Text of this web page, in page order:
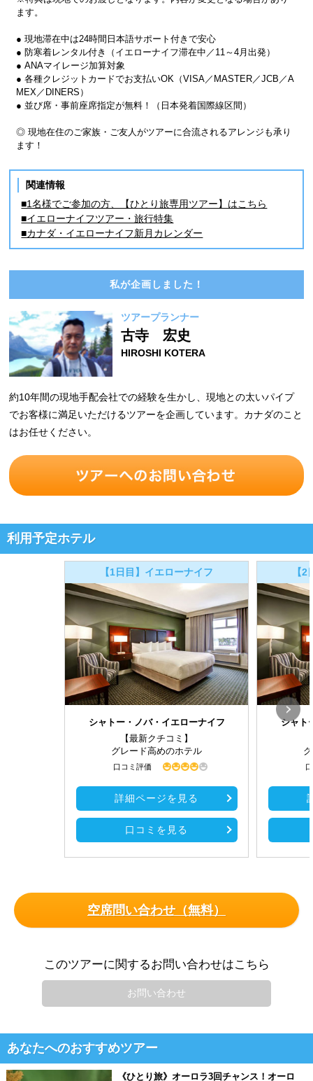
ます。
● 現地滞在中は24時間日本語サポート付きで安心
● 防寒着レンタル付き（イエローナイフ滞在中／11～4月出発）
● ANAマイレージ加算対象
● 各種クレジットカードでお支払いOK（VISA／MASTER／JCB／A
MEX／DINERS）
● 並び席・事前座席指定が無料！（日本発着国際線区間）
◎ 現地在住のご家族・ご友人がツアーに合流されるアレンジも承り
ます！
関連情報
■1名様でご参加の方、【ひとり旅専用ツアー】はこちら
■イエローナイフツアー・旅行特集
■カナダ・イエローナイフ新月カレンダー
私が企画しました！
ツアープランナー
古寺 宏史
HIROSHI KOTERA
約10年間の現地手配会社での経験を生かし、現地との太いパイプ
でお客様に満足いただけるツアーを企画しています。カナダのこと
はお任せください。
利用予定ホテル
【1日目】イエローナイフ
シャトー・ノバ・イエローナイフ
【最新クチコミ】
グレード高めのホテル
口コミ評価
詳細ページを見る
口コミを見る
【
シャト
空席問い合わせ（無料）
このツアーに関するお問い合わせはこちら
お問い合わせ
あなたへのおすすめツアー
《ひとり旅》オーロラ3回チャンス！オーロ